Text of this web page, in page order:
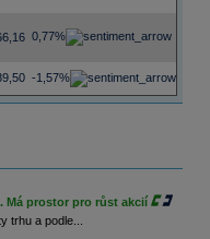
0,77%
-1,57%
Má prostor pro růst akcií
trhu a podle...